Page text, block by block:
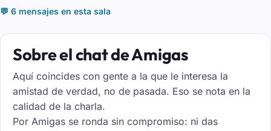
💬 6 mensajes en esta sala
Sobre el chat de Amigas
Aquí coincides con gente a la que le interesa la
amistad de verdad, no de pasada. Eso se nota en la
calidad de la charla.
Por Amigas se ronda sin compromiso: ni das